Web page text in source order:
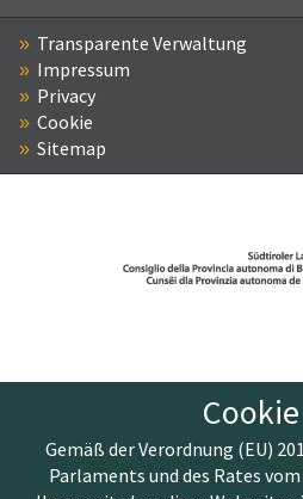
Transparente Verwaltung
Impressum
Privacy
Cookie
Sitemap
Cookie
Gemäß der Verordnung (EU)
Parlaments und des Rates